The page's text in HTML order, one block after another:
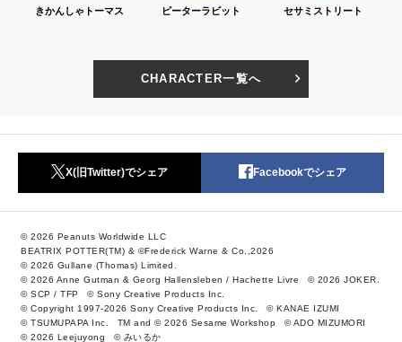
きかんしゃトーマス ピーターラビット セサミストリート
CHARACTER一覧へ
X(旧Twitter)でシェア Facebookでシェア
© 2026 Peanuts Worldwide LLC
BEATRIX POTTER(TM) & ©Frederick Warne & Co.,2026
© 2026 Gullane (Thomas) Limited.
© 2026 Anne Gutman & Georg Hallensleben / Hachette Livre
© 2026 JOKER.
© SCP / TFP
© Sony Creative Products Inc.
© Copyright 1997-2026 Sony Creative Products Inc.
© KANAE IZUMI
© TSUMUPAPA Inc.
TM and © 2026 Sesame Workshop
© ADO MIZUMORI
© 2026 Leejuyong
© みいるか